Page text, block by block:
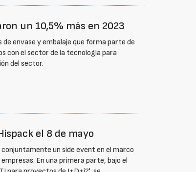
un 10,5% más en 2023
envase y embalaje que forma parte de
con el sector de la tecnología para
del sector.
el 8 de mayo
un side event en el marco
En una primera parte, bajo el